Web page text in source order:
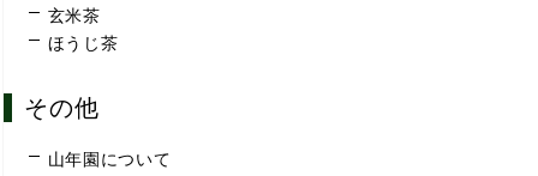
玄米茶
ほうじ茶
その他
山年園について